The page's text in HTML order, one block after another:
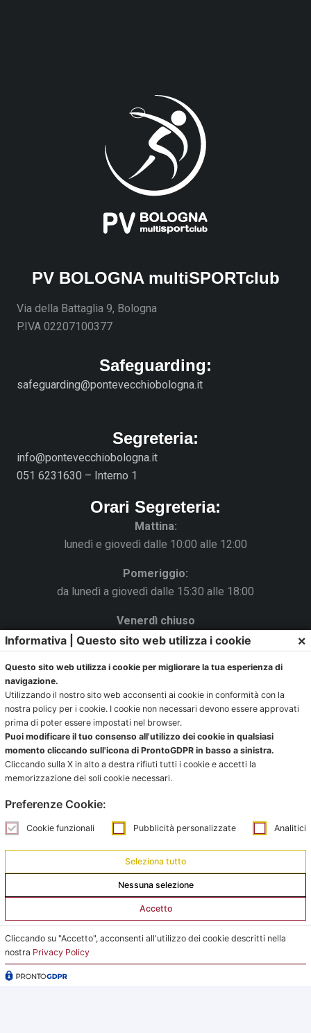
PV BOLOGNA multiSPORTclub
Via della Battaglia 9, Bologna
P.IVA 02207100377
Safeguarding:
safeguarding@pontevecchiobologna.it
Segreteria:
info@pontevecchiobologna.it
051 6231630 – Interno 1
Orari Segreteria:
Mattina:
lunedì e giovedì dalle 10:00 alle 12:00
Pomeriggio:
da lunedì a giovedì dalle 15:30 alle 18:00
Venerdì chiuso
La Segreteria si trova al C.s. Pertini con accesso da via
Gubellini n.7 al primo piano.
Ufficio impianti:
impianti@pontevecchiobologna.it
051 6231630 – Interno 2
Orari Ufficio Impianti:
lunedì e giovedì dalle 9:00 alle 12:00
Pomeriggio:
da lunedì a giovedì dalle 15:00 alle 18:00
Venerdì su appuntamento
L’Ufficio Impianti si trova al C.s. Pertini con accesso da
via Gubellini n.7 al primo piano, dopo la Segreteria.
Informativa | Questo sito web utilizza i cookie ×
Questo sito web utilizza i cookie per migliorare la tua esperienza di
navigazione.
Utilizzando il nostro sito web acconsenti ai cookie in conformità con la
nostra policy per i cookie. I cookie non necessari devono essere approvati
prima di poter essere impostati nel browser.
Puoi modificare il tuo consenso all'utilizzo dei cookie in qualsiasi
momento cliccando sull'icona di ProntoGDPR in basso a sinistra.
Cliccando sulla X in alto a destra rifiuti tutti i cookie e accetti la
memorizzazione dei soli cookie necessari.
Preferenze Cookie:
Cookie funzionali Pubblicità personalizzate Analitici
Seleziona tutto
Nessuna selezione
Accetto
Cliccando su "Accetto", acconsenti all'utilizzo dei cookie descritti nella
nostra Privacy Policy